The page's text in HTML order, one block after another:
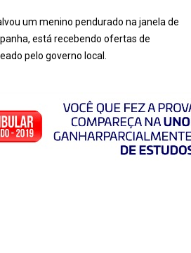
um menino pendurado na janela de
está recebendo ofertas de
pelo governo local.